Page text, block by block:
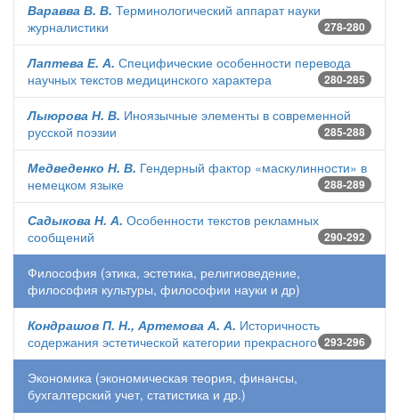
Варавва В. В. Терминологический аппарат науки
журналистики
278-280
Лаптева Е. А. Специфические особенности перевода
научных текстов медицинского характера
280-285
Лыюрова Н. В. Иноязычные элементы в современной
русской поэзии
285-288
Медведенко Н. В. Гендерный фактор «маскулинности» в
немецком языке
288-289
Садыкова Н. А. Особенности текстов рекламных
сообщений
290-292
Философия (этика, эстетика, религиоведение,
философия культуры, философии науки и др)
Кондрашов П. Н., Артемова А. А. Историчность
содержания эстетической категории прекрасного 293-296
Экономика (экономическая теория, финансы,
бухгалтерский учет, статистика и др.)